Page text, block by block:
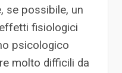
se possibile, un
fisiologici
psicologico
molto difficili da